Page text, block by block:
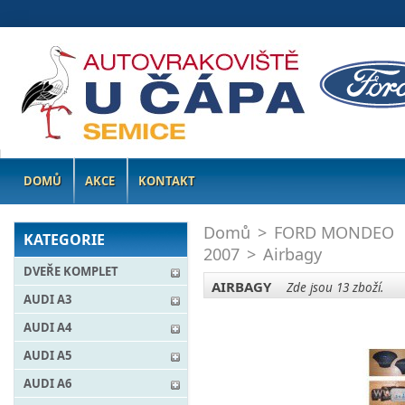
DOMŮ AKCE KONTAKT
KATEGORIE
DVEŘE KOMPLET
AUDI A3
AUDI A4
AUDI A5
AUDI A6
Domů > FORD MONDEO
2007 > Airbagy
AIRBAGY Zde jsou 13 zboží.